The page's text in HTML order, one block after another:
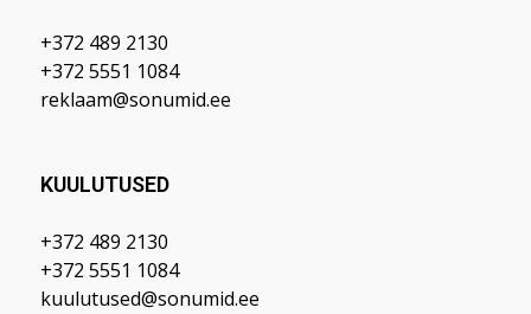
+372 489 2130
+372 5551 1084
reklaam@sonumid.ee
KUULUTUSED
+372 489 2130
+372 5551 1084
kuulutused@sonumid.ee